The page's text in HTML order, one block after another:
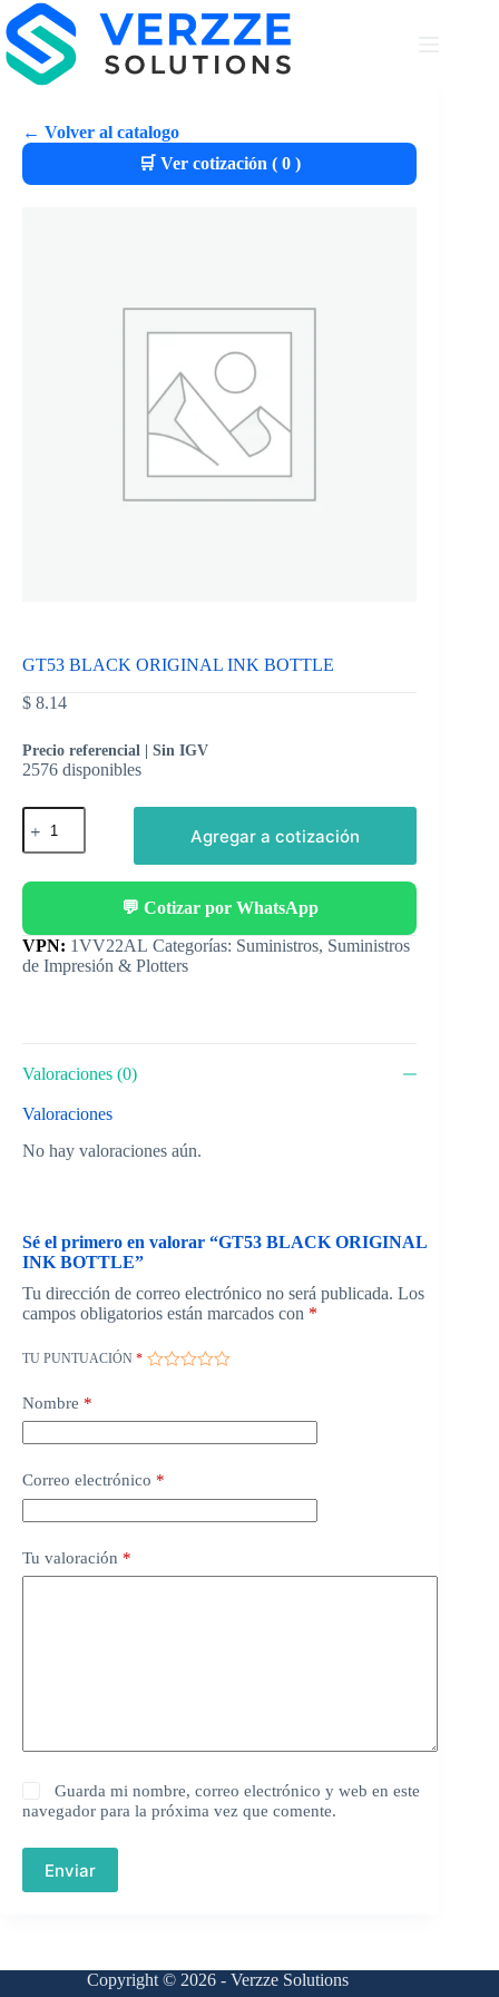
← Volver al catalogo
🛒 Ver cotización ( 0)
GT53 BLACK ORIGINAL INK BOTTLE
$ 8.14
Precio referencial | Sin IGV
2576 disponibles
Agregar a cotización
💬 Cotizar por WhatsApp
Categorías: Suministros, Suministros
de Impresión & Plotters
Valoraciones (0)
Valoraciones
No hay valoraciones aún.
Sé el primero en valorar “GT53 BLACK ORIGINAL
INK BOTTLE”
Tu dirección de correo electrónico no será publicada. Los
campos obligatorios están marcados con *
TU PUNTUACIÓN *
Nombre *
Correo electrónico *
Tu valoración *
Guarda mi nombre, correo electrónico y web en este
navegador para la próxima vez que comente.
Enviar
Copyright © 2026 - Verzze Solutions